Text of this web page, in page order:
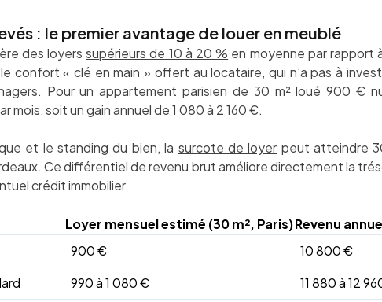
: le premier avantage de louer en meublé
des loyerssupérieurs de 10 à 20 % en moyenne par rapport
confort « clé en main » offert au locataire, qui n’a pas à
Pour un appartement parisien de 30 m² loué 900 €
mois, soit un gain annuel de 1 080 à 2 160 €.
et le standing du bien, la surcote de loyer peut atteindre
Ce différentiel de revenu brut améliore directement la
crédit immobilier.
Loyer mensuel estimé (30 m², Paris)Revenu
900 €
10 800 €
990 à 1 080 €
11 880 à 12